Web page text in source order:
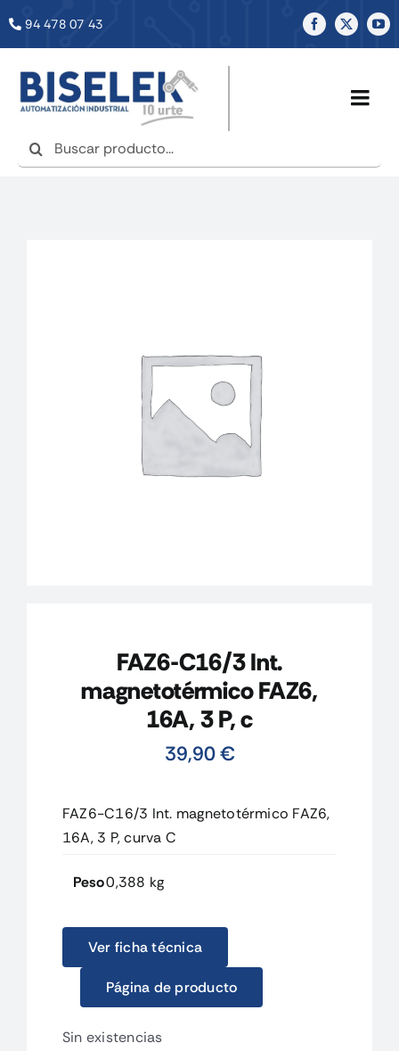
94 478 07 43
Buscar:
INICIO
FAZ6-C16/3 Int.
magnetotérmico FAZ6,
16A, 3 P, c
39,90€
FAZ6-C16/3 Int. magnetotérmico FAZ6,
16A, 3 P, curva C
Peso0,388 kg
Ver ficha técnica
Página de producto
Sin existencias